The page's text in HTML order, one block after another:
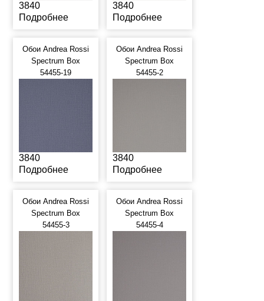
3840
Подробнее
3840
Подробнее
Обои Andrea Rossi
Spectrum Box
54455-19
3840
Подробнее
Обои Andrea Rossi
Spectrum Box
54455-2
3840
Подробнее
Обои Andrea Rossi
Spectrum Box
54455-3
Обои Andrea Rossi
Spectrum Box
54455-4